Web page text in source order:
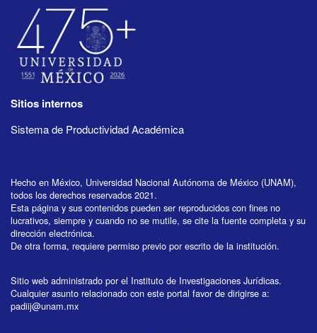
Sitios internos
Sistema de Productividad Académica
Hecho en México, Universidad Nacional Autónoma de México (UNAM),
todos los derechos reservados 2021.
Esta página y sus contenidos pueden ser reproducidos con fines no
lucrativos, siempre y cuando no se mutile, se cite la fuente completa y su
dirección electrónica.
De otra forma, requiere permiso previo por escrito de la institución.
Sitio web administrado por el Instituto de Investigaciones Jurídicas.
Cualquier asunto relacionado con este portal favor de dirigirse a:
padiij@unam.mx